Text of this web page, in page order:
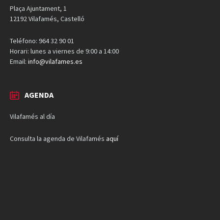
Plaça Ajuntament, 1
12192 Vilafamés, Castelló
Teléfono: 964 32 90 01
Horari: lunes a viernes de 9:00 a 14:00
Email: info@vilafames.es
AGENDA
Vilafamés al día
Consulta la agenda de Vilafamés aquí